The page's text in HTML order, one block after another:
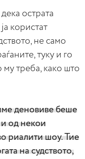
острата
користат
не само
туку и го
му треба, како што
деновиве беше
од некои
риалити шоу. Тие
на судството,